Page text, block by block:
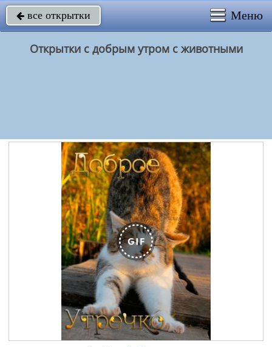
 все открытки Меню
Открытки с добрым утром с животными